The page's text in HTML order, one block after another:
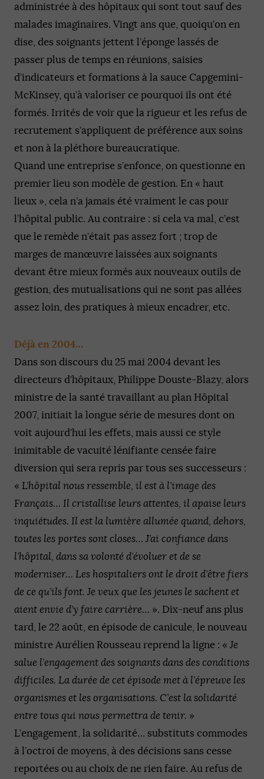
administrée à des hôpitaux qui sont tout sauf des
malades imaginaires. Vingt ans que, quoiqu’on en
dise, des soignants jettent l’éponge lassés de
passer plus de temps en réunions, saisies
d’indicateurs et formations à la sauce Capgemini-
McKinsey, qu’à valoriser ce pourquoi ils ont été
formés. Irrités de voir que la rigueur et les refus de
recrutement s’appliquent de préférence aux soins
et non à la pléthore bureaucratique.
Quand une entreprise s’enfonce, on questionne en
premier lieu son modèle de gestion. En « haut
lieux », cela n’a jamais été vraiment le cas pour
l’hôpital public. Au contraire : si cela va mal, c’est
que le remède n’était pas assez fort ; trop de
marges de manœuvre laissées aux soignants
devant être mieux formés aux nouveaux outils de
gestion, des mutualisations qui ne sont pas allées
assez loin, des pratiques à mieux encadrer, etc.
Déjà en 2004…
Dans son discours du 25 mai 2004 devant les
directeurs d’hôpitaux, Philippe Douste-Blazy, alors
ministre de la santé travaillant au plan Hôpital
2007, initiait la longue série de mesures dont on
voit aujourd’hui les effets, mais aussi ce style
inimitable de vacuité lénifiante censée faire
diversion qui sera repris par tous ses successeurs :
« L’hôpital nous ressemble, il est à l’image des
Français… Il cristallise leurs attentes, il apaise leurs
inquiétudes. Il est la lumière allumée quand, dehors,
toutes les portes sont closes… J’ai confiance dans
l’hôpital, dans sa volonté d’évoluer et de se
moderniser… Les hospitaliers ont le droit d’être fiers
de ce qu’ils font. Je veux que les jeunes le sachent et
aient envie d’y faire carrière… ». Dix-neuf ans plus
tard, le 22 août, en épisode de canicule, le nouveau
ministre Aurélien Rousseau reprend la ligne : « Je
salue l’engagement des soignants dans des conditions
difficiles. La durée de cet épisode met à l’épreuve les
organismes et les organisations. C’est la solidarité
entre tous qui nous permettra de tenir. »
L’engagement, la solidarité… substituts commodes
à l’octroi de moyens, à des décisions sans cesse
reportées ou au choix de ne rien faire. Au refus de